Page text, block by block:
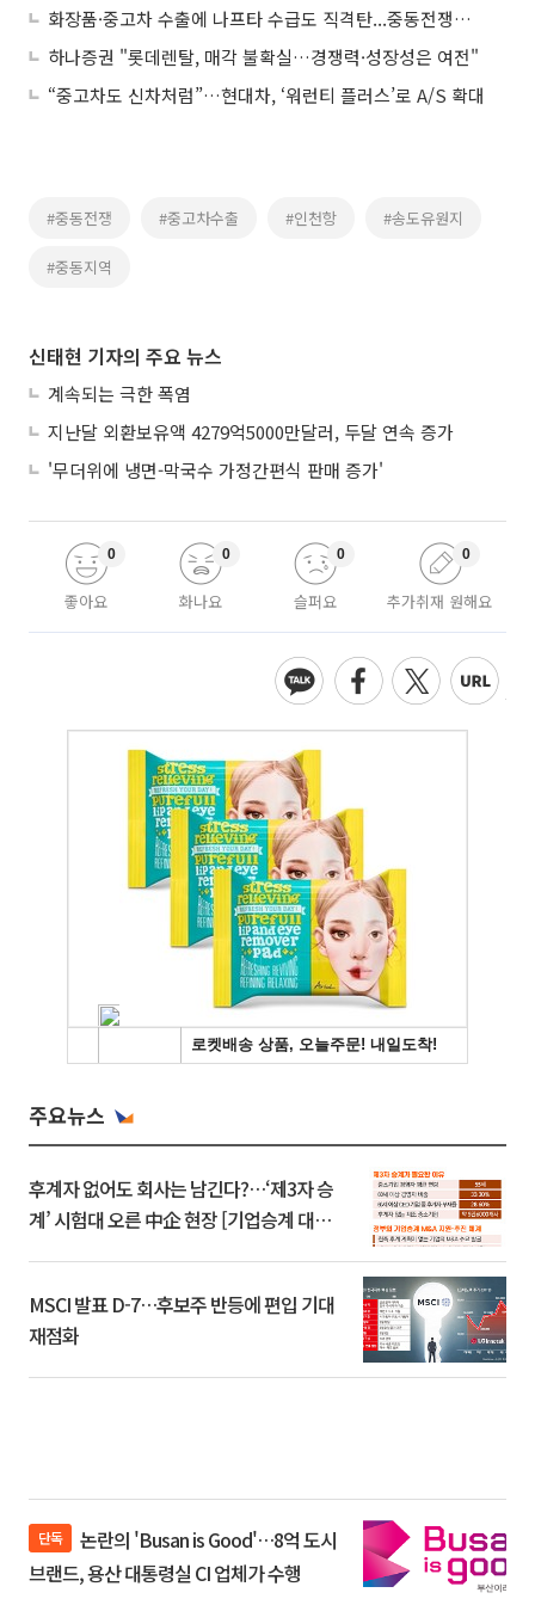
화장품·중고차 수출에 나프타 수급도 직격탄...중동전쟁에 中企 피해 눈덩이
하나증권 "롯데렌탈, 매각 불확실…경쟁력·성장성은 여전"
“중고차도 신차처럼”…현대차, ‘워런티 플러스’로 A/S 확대
#중동전쟁 #중고차수출 #인천항 #송도유원지
#중동지역
신태현 기자의 주요 뉴스
계속되는 극한 폭염
지난달 외환보유액 4279억5000만달러, 두달 연속 증가
'무더위에 냉면-막국수 가정간편식 판매 증가'
좋아요
0
화나요
0
슬퍼요
0
추가취재 원해요
0
주요뉴스
후계자 없어도 회사는 남긴다?…‘제3자 승
계’ 시험대 오른 中企 현장 [기업승계 대전
MSCI 발표 D-7…후보주 반등에 편입 기대
재점화
단독
브랜드, 용산 대통령실 CI 업체가 수행